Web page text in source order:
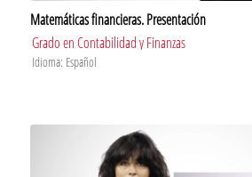
Matemáticas financieras. Presentación
Grado en Contabilidad y Finanzas
Idioma: Español